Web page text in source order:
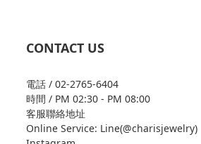
CONTACT US
電話 / 02-2765-6404
時間 / PM 02:30 - PM 08:00
客服聯絡地址
Online Service: Line(@charisjewelry)